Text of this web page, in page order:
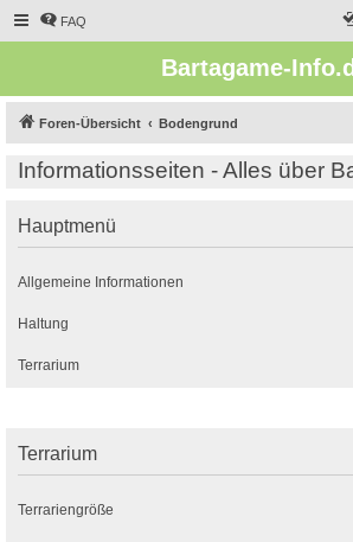
FAQ
Bartagame-
Foren-Übersicht Bodengrund
Informationsseiten - Alles über
Hauptmenü
Allgemeine Informationen
Haltung
Terrarium
Terrarium
Terrariengröße